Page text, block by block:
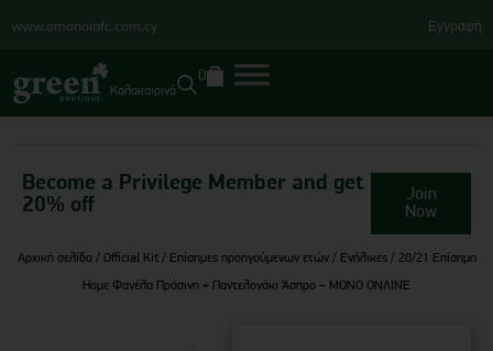
www.omonoiafc.com.cy Εγγραφή
Καλοκαιρινά
0
Become a Privilege Member and get
20% off
Join
Now
Αρχική σελίδα / Official Kit/ Επίσημες προηγούμενων ετών/ Ενήλικες/ 20/21 Επίσημη
Ηομε Φανέλα Πράσινη + Παντελονάκι Άσπρο – ΜΟΝΟ ΟΝΛΙΝΕ